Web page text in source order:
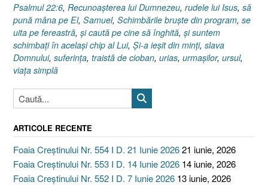
Psalmul 22:6, Recunoaşterea lui Dumnezeu, rudele lui Isus, să
pună mâna pe El, Samuel, Schimbările bruşte din program, se
uita pe fereastră, şi caută pe cine să înghită, şi suntem
schimbaţi în acelaşi chip al Lui, Şi-a ieşit din minţi, slava
Domnului, suferinţa, traistă de cioban, urias, urmaşilor, ursul,
viaţa simplă
ARTICOLE RECENTE
Foaia Creștinului Nr. 554 I D. 21 Iunie 202621 iunie, 2026
Foaia Creștinului Nr. 553 I D. 14 Iunie 2026 14 iunie, 2026
Foaia Creștinului Nr. 552 I D. 7 Iunie 2026 13 iunie, 2026